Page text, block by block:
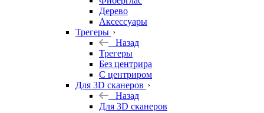
Дерево
Аксессуары
Трегеры
Назад
Трегеры
Без центрира
С центриром
Для 3D сканеров
Назад
Для 3D сканеров